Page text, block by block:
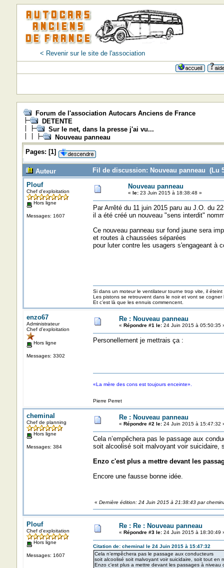
< Revenir sur le site de l'association
Forum de l'association Autocars Anciens de France
DETENTE
Sur le net, dans la presse j'ai vu...
Nouveau panneau
Pages: [1]
Auteur
Fil de discussion: Nouveau panneau (Lu
Plouf
Chef d'exploitation
Hors ligne
Messages: 1607
Nouveau panneau
« le:23 Juin 2015 à 18:38:48 »
Par Arrêté du 11 juin 2015 paru au J.O. du
il a été créé un nouveau "sens interdit"
Ce nouveau panneau sur fond jaune sera
et routes à chaussées séparées
pour luter contre les usagers s'engageant à
Si dans un moteur le ventilateur tourne trop vite, il éteint
Les pistons se retrouvent dans le noir et vont se
Et c’est là que les ennuis commencent.
enzo67
Administrateur
Chef d'exploitation
Hors ligne
Messages: 3302
Re : Nouveau panneau
« Répondre #1 le:24 Juin 2015 à 05:50:35
Personellement je mettrais ça :
«La mère des cons est toujours enceinte».
Pierre Perret
cheminal
Chef de planning
Hors ligne
Messages: 384
Re : Nouveau panneau
« Répondre #2 le:24 Juin 2015 à 15:47:32
Cela n’empêchera pas le passage aux
soit alcoolisé soit malvoyant voir suicidaire,
Enzo c'est plus a mettre devant les
Encore une fausse bonne idée.
« Dernière édition: 24 Juin 2015 à 21:38:43 par
Plouf
Chef d'exploitation
Hors ligne
Messages: 1607
Re : Re : Nouveau panneau
« Répondre #3 le:24 Juin 2015 à 18:30:49
Citation de: cheminal le 24 Juin 2015 à 15:47:32
Cela n’empêchera pas le passage aux conducteurs
soit alcoolisé soit malvoyant voir suicidaire, soit tout en
Enzo c'est plus a mettre devant les passages à niveau